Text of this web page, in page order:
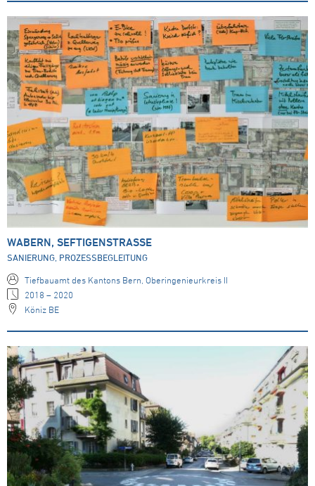
WABERN, SEFTIGENSTRASSE
SANIERUNG, PROZESSBEGLEITUNG
Tiefbauamt des Kantons Bern, Oberingenieurkreis II
2018 – 2020
Köniz BE